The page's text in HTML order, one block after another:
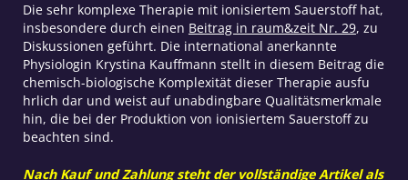
Die sehr komplexe Therapie mit ionisiertem Sauerstoff hat,
insbesondere durch einen Beitrag in raum&zeit Nr. 29, zu
Diskussionen geführt. Die international anerkannte
Physiologin Krystina Kauffmann stellt in diesem Beitrag die
chemisch-biologische Komplexität dieser Therapie ausfu
hrlich dar und weist auf unabdingbare Qualitätsmerkmale
hin, die bei der Produktion von ionisiertem Sauerstoff zu
beachten sind.
Nach Kauf und Zahlung steht der vollständige Artikel als